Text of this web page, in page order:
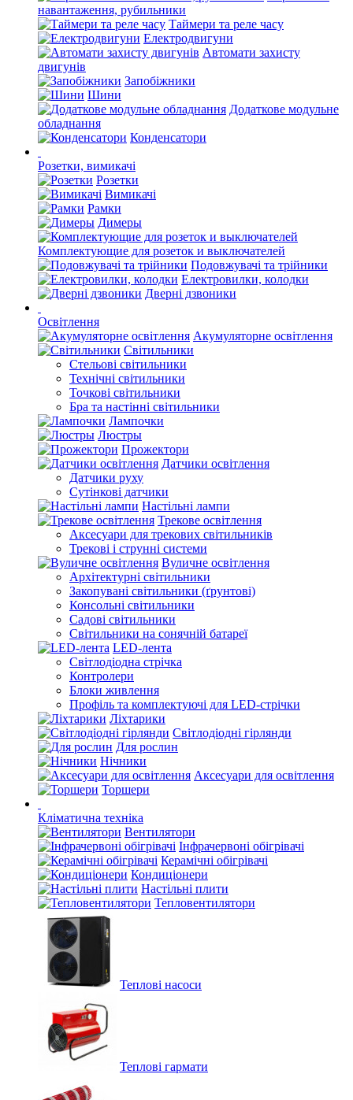
навантаження, рубильники
Таймери та реле часу
Електродвигуни
Автомати захисту
двигунів
Запобіжники
Шини
Додаткове модульне
обладнання
Конденсатори
Розетки, вимикачі
Розетки
Вимикачі
Рамки
Димеры
Комплектующие для розеток и выключателей
Подовжувачі та трійники
Електровилки, колодки
Дверні дзвоники
Освітлення
Акумуляторне освітлення
Світильники
Стельові світильники
Технічні світильники
Точкові світильники
Бра та настінні світильники
Лампочки
Люстры
Прожектори
Датчики освітлення
Датчики руху
Сутінкові датчики
Настільні лампи
Трекове освітлення
Аксесуари для трекових світильників
Трекові і струнні системи
Вуличне освітлення
Архітектурні світильники
Закопувані світильники (ґрунтові)
Консольні світильники
Садові світильники
Світильники на сонячній батареї
LED-лента
Світлодіодна стрічка
Контролери
Блоки живлення
Профіль та комплектуючі для LED-стрічки
Ліхтарики
Світлодіодні гірлянди
Для рослин
Нічники
Аксесуари для освітлення
Торшери
Кліматична техніка
Вентилятори
Інфрачервоні обігрівачі
Керамічні обігрівачі
Кондиціонери
Настільні плити
Тепловентилятори
Теплові насоси
Теплові гармати